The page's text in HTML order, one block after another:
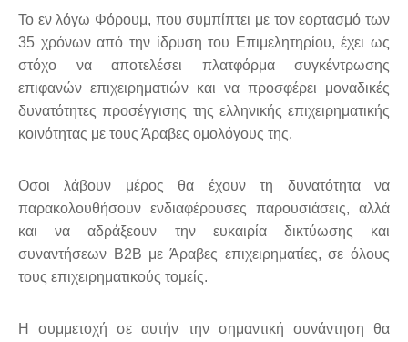
Το εν λόγω Φόρουμ, που συμπίπτει με τον εορτασμό των
35 χρόνων από την ίδρυση του Επιμελητηρίου, έχει ως
στόχο να αποτελέσει πλατφόρμα συγκέντρωσης
επιφανών επιχειρηματιών και να προσφέρει μοναδικές
δυνατότητες προσέγγισης της ελληνικής επιχειρηματικής
κοινότητας με τους Άραβες ομολόγους της.
Οσοι λάβουν μέρος θα έχουν τη δυνατότητα να
παρακολουθήσουν ενδιαφέρουσες παρουσιάσεις, αλλά
και να αδράξεουν την ευκαιρία δικτύωσης και
συναντήσεων Β2Β με Άραβες επιχειρηματίες, σε όλους
τους επιχειρηματικούς τομείς.
Η συμμετοχή σε αυτήν την σημαντική συνάντηση θα